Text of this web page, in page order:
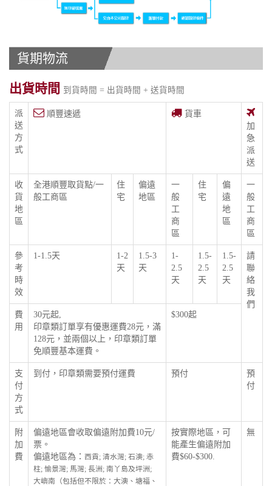
貨期物流
出貨時間 到貨時間 = 出貨時間 + 送貨時間
派
送
方
式
順豐速遞
貨車
加
急
派
送
收
貨
地
區
全港順豐取貨點/一
般工商區
住
宅
偏遠
地區
一
般
工
商
區
住
宅
偏
遠
地
區
一
般
工
商
區
參
考
時
效
1-1.5天
1-2
天
1.5-3
天
1-
2.5
天
1.5-
2.5
天
1.5-
2.5
天
請
聯
絡
我
們
費
用
30元起,
印章類訂單享有優惠運費28元，滿
128元，並兩個以上，印章類訂單
免順豐基本運費。
$300起
支
付
方
式
到付，印章類需要預付運費 預付
預
付
附
加
費
偏遠地區會收取偏遠附加費10元/
票。
偏遠地區為： 西貢; 清水灣; 石澳; 赤
柱; 愉景灣; 馬灣; 長洲; 南丫島及坪洲;
大嶼南（包括但不限於：大澳、塘福、
按實際地區，可
能產生偏遠附加
費$60-$300.
無